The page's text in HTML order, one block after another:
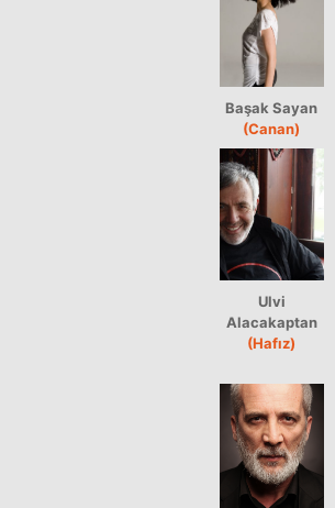
Başak Sayan
(Canan)
Ulvi
Alacakaptan
(Hafız)